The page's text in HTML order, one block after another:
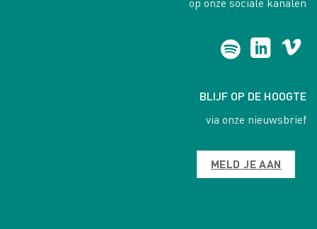
BLIJF OP DE HOOGTE
via onze nieuwsbrief
MELD JE AAN